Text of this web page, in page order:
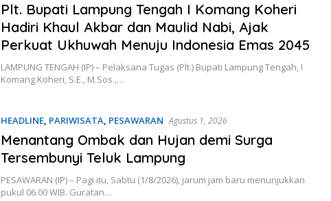
Plt. Bupati Lampung Tengah I Komang Koheri
Hadiri Khaul Akbar dan Maulid Nabi, Ajak
Perkuat Ukhuwah Menuju Indonesia Emas 2045
LAMPUNG TENGAH (IP) – Pelaksana Tugas (Plt.) Bupati Lampung Tengah, I
Komang Koheri, S.E., M.Sos.,…
HEADLINE, PARIWISATA, PESAWARAN Agustus 1, 2026
Menantang Ombak dan Hujan demi Surga
Tersembunyi Teluk Lampung
PESAWARAN (IP) – Pagi itu, Sabtu (1/8/2026), jarum jam baru menunjukkan
pukul 06.00 WIB. Guratan…